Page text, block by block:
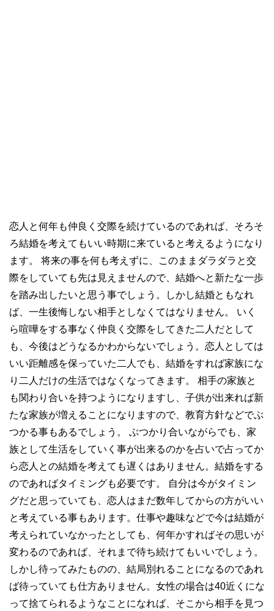
恋人と何年も仲良く交際を続けているのであれば、そろそ
ろ結婚を考えてもいい時期に来ていると考えるようになり
ます。 将来の事を何も考えずに、このままダラダラと交
際をしていても先は見えませんので、結婚へと新たな一歩
を踏み出したいと思う事でしょう。しかし結婚ともなれ
ば、一生後悔しない相手としなくてはなりません。 いく
ら喧嘩をする事なく仲良く交際をしてきた二人だとして
も、今後はどうなるかわからないでしょう。恋人としては
いい距離感を保っていた二人でも、結婚をすれば家族にな
り二人だけの生活ではなくなってきます。 相手の家族と
も関わり合いを持つようになりますし、子供が出来れば新
たな家族が増えることになりますので、教育方針などでぶ
つかる事もあるでしょう。 ぶつかり合いながらでも、家
族として生活をしていく事が出来るのかを占いで占ってか
ら恋人との結婚を考えても遅くはありません。結婚をする
のであればタイミングも必要です。 自分は今がタイミン
グだと思っていても、恋人はまだ数年してからの方がいい
と考えている事もあります。仕事や趣味などで今は結婚が
考えられていなかったとしても、何年かすればその思いが
変わるのであれば、それまで待ち続けてもいいでしょう。
しかし待ってみたものの、結局別れることになるのであれ
ば待っていても仕方ありません。女性の場合は40近くにな
って捨てられるようなことになれば、そこから相手を見つ